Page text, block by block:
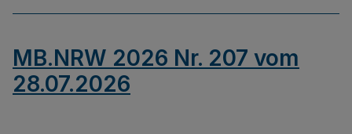
MB.NRW 2026 Nr. 207 vom
28.07.2026